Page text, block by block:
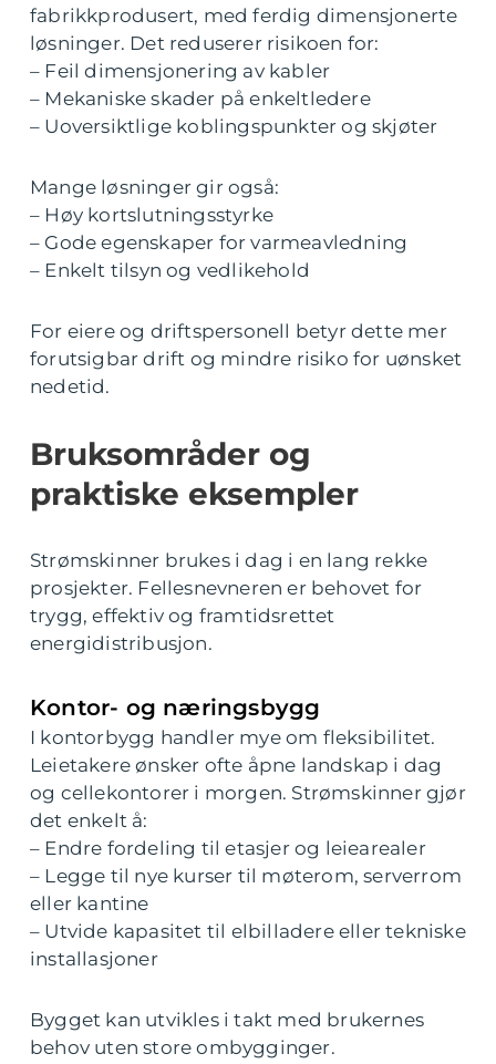
fabrikkprodusert, med ferdig dimensjonerte
løsninger. Det reduserer risikoen for:
– Feil dimensjonering av kabler
– Mekaniske skader på enkeltledere
– Uoversiktlige koblingspunkter og skjøter
Mange løsninger gir også:
– Høy kortslutningsstyrke
– Gode egenskaper for varmeavledning
– Enkelt tilsyn og vedlikehold
For eiere og driftspersonell betyr dette mer
forutsigbar drift og mindre risiko for uønsket
nedetid.
Bruksområder og
praktiske eksempler
Strømskinner brukes i dag i en lang rekke
prosjekter. Fellesnevneren er behovet for
trygg, effektiv og framtidsrettet
energidistribusjon.
Kontor- og næringsbygg
I kontorbygg handler mye om fleksibilitet.
Leietakere ønsker ofte åpne landskap i dag
og cellekontorer i morgen. Strømskinner gjør
det enkelt å:
– Endre fordeling til etasjer og leiearealer
– Legge til nye kurser til møterom, serverrom
eller kantine
– Utvide kapasitet til elbilladere eller tekniske
installasjoner
Bygget kan utvikles i takt med brukernes
behov uten store ombygginger.